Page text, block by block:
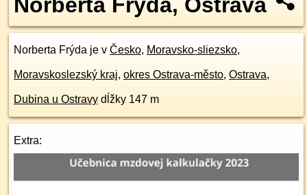
Norberta Frýda je v Česko, Moravsko-sliezsko,
Moravskoslezský kraj, okres Ostrava-město, Ostrava,
Dubina u Ostravy dĺžky 147 m
Extra: